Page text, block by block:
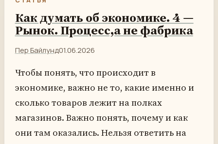
Как думать об экономике. 4 —
Рынок. Процесс,а не фабрика
Пер Байлунд01.06.2026
Чтобы понять, что происходит в
экономике, важно не то, какие именно и
сколько товаров лежит на полках
магазинов. Важно понять, почему и как
они там оказались. Нельзя ответить на